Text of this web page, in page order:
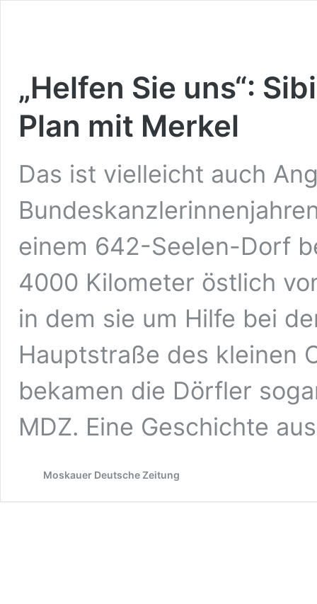
„Helfen Sie uns“:
Plan mit Merkel
Das ist vielleicht auch
einem 642-Seelen-Dorf
4000 Kilometer östlich
in dem sie um Hilfe bei
Hauptstraße des kleinen
bekamen die Dörfler
MDZ. Eine Geschichte
Moskauer Deutsche Zeitung